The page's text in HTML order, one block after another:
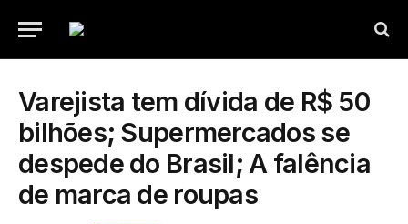
Varejista tem dívida de R$ 50
bilhões; Supermercados se
despede do Brasil; A falência
de marca de roupas